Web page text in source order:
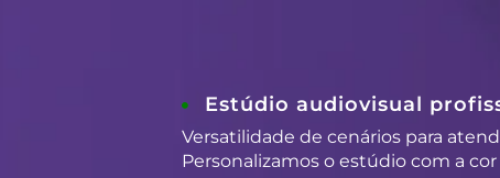
Estúdio audiovisual
Versatilidade de cenários para
Personalizamos o estúdio com a